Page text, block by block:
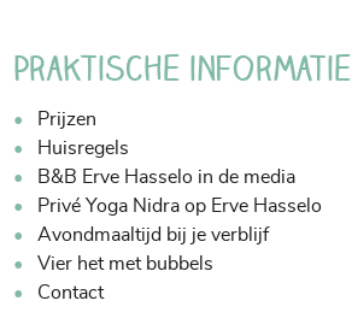
Praktische informatie
Prijzen
Huisregels
B&B Erve Hasselo in de media
Privé Yoga Nidra op Erve Hasselo
Avondmaaltijd bij je verblijf
Vier het met bubbels
Contact